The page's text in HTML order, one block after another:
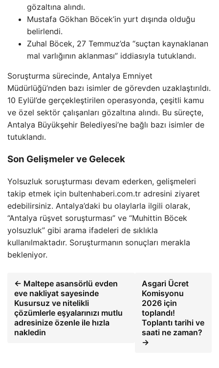
gözaltına alındı.
Mustafa Gökhan Böcek’in yurt dışında olduğu
belirlendi.
Zuhal Böcek, 27 Temmuz’da “suçtan kaynaklanan
mal varlığının aklanması” iddiasıyla tutuklandı.
Soruşturma sürecinde, Antalya Emniyet
Müdürlüğü’nden bazı isimler de görevden uzaklaştırıldı.
10 Eylül’de gerçekleştirilen operasyonda, çeşitli kamu
ve özel sektör çalışanları gözaltına alındı. Bu süreçte,
Antalya Büyükşehir Belediyesi’ne bağlı bazı isimler de
tutuklandı.
Son Gelişmeler ve Gelecek
Yolsuzluk soruşturması devam ederken, gelişmeleri
takip etmek için bultenhaberi.com.tr adresini ziyaret
edebilirsiniz. Antalya’daki bu olaylarla ilgili olarak,
“Antalya rüşvet soruşturması” ve “Muhittin Böcek
yolsuzluk” gibi arama ifadeleri de sıklıkla
kullanılmaktadır. Soruşturmanın sonuçları merakla
bekleniyor.
← Maltepe asansörlü evden
eve nakliyat sayesinde
Kusursuz ve nitelikli
çözümlerle eşyalarınızı mutlu
adresinize özenle ile hızla
nakledin
Asgari Ücret
Komisyonu
2026 için
toplandı!
Toplantı tarihi ve
saati ne zaman?
→